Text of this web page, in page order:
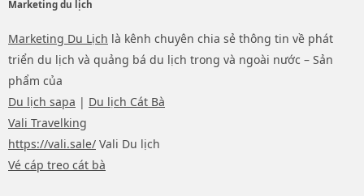
Marketing du lịch
Marketing Du Lịch là kênh chuyên chia sẻ thông tin về phát
triển du lịch và quảng bá du lịch trong và ngoài nước – Sản
phẩm của
Du lịch sapa | Du lịch Cát Bà
Vali Travelking
https://vali.sale/ Vali Du lịch
Vé cáp treo cát bà